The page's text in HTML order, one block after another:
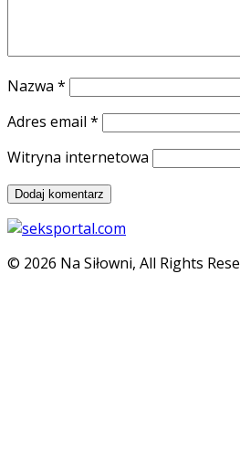
Nazwa *
Adres email *
Witryna internetowa
© 2026 Na Siłowni, All Rights